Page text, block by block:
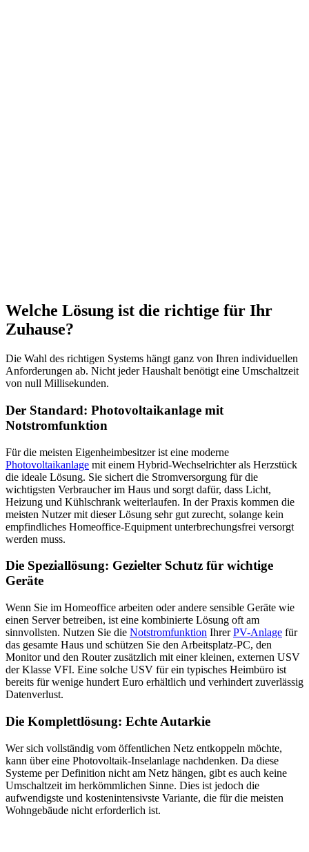
Welche Lösung ist die richtige für Ihr
Zuhause?
Die Wahl des richtigen Systems hängt ganz von Ihren individuellen
Anforderungen ab. Nicht jeder Haushalt benötigt eine Umschaltzeit
von null Millisekunden.
Der Standard: Photovoltaikanlage mit
Notstromfunktion
Für die meisten Eigenheimbesitzer ist eine moderne
Photovoltaikanlage mit einem Hybrid-Wechselrichter als Herzstück
die ideale Lösung. Sie sichert die Stromversorgung für die
wichtigsten Verbraucher im Haus und sorgt dafür, dass Licht,
Heizung und Kühlschrank weiterlaufen. In der Praxis kommen die
meisten Nutzer mit dieser Lösung sehr gut zurecht, solange kein
empfindliches Homeoffice-Equipment unterbrechungsfrei versorgt
werden muss.
Die Speziallösung: Gezielter Schutz für wichtige
Geräte
Wenn Sie im Homeoffice arbeiten oder andere sensible Geräte wie
einen Server betreiben, ist eine kombinierte Lösung oft am
sinnvollsten. Nutzen Sie die Notstromfunktion IhrerPV-Anlage für
das gesamte Haus und schützen Sie den Arbeitsplatz-PC, den
Monitor und den Router zusätzlich mit einer kleinen, externen USV
der Klasse VFI. Eine solche USV für ein typisches Heimbüro ist
bereits für wenige hundert Euro erhältlich und verhindert zuverlässig
Datenverlust.
Die Komplettlösung: Echte Autarkie
Wer sich vollständig vom öffentlichen Netz entkoppeln möchte,
kann über eine Photovoltaik-Inselanlage nachdenken. Da diese
Systeme per Definition nicht am Netz hängen, gibt es auch keine
Umschaltzeit im herkömmlichen Sinne. Dies ist jedoch die
aufwendigste und kostenintensivste Variante, die für die meisten
Wohngebäude nicht erforderlich ist.